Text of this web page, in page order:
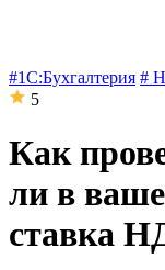
#1С:Бухгалтерия #
5
Как
ли в
ставка